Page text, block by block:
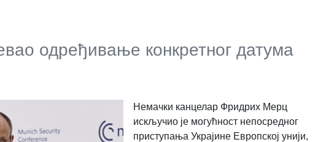
одређивање конкретног датума
Немачки канцелар Фридрих Мерц
искључио је могућност непосредног
приступања Украјине Европској унији,